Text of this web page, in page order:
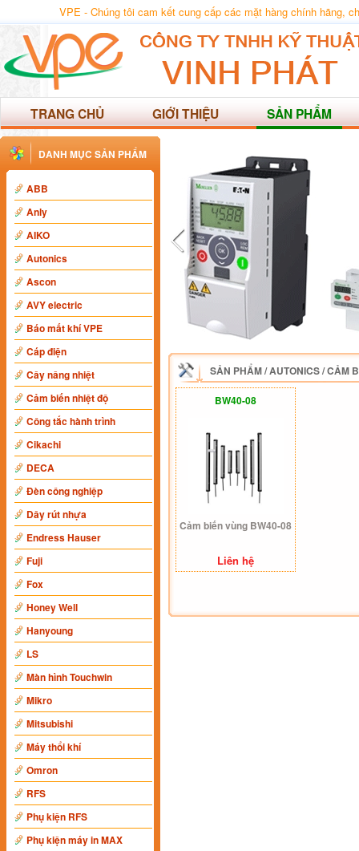
VPE - Chúng tôi cam kết cung cấp các mặt hàng chính hãng,
TRANG CHỦ GIỚI THIỆU SẢN PHẨM
DANH MỤC SẢN PHẨM
ABB
Anly
AIKO
Autonics
Ascon
AVY electric
Báo mất khí VPE
Cáp điện
Cây nâng nhiệt
Cảm biến nhiệt độ
Công tắc hành trình
Cikachi
DECA
Đèn công nghiệp
Dây rút nhựa
Endress Hauser
Fuji
Fox
Honey Well
Hanyoung
LS
Màn hình Touchwin
Mikro
Mitsubishi
Máy thổi khí
Omron
RFS
Phụ kiện RFS
Phụ kiện máy in MAX
SẢN PHẨM/AUTONICS/CẢM
BW40-08
Cảm biến vùng BW40-08
Liên hệ